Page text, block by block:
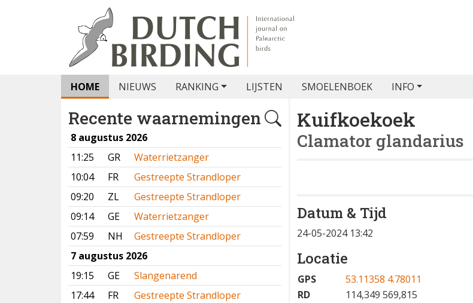
HOME NIEUWS RANKING LIJSTEN SMOELENBOEK INFO
Recente waarnemingen
8 augustus 2026
11:25
GR
Waterrietzanger
10:04
FR
Gestreepte Strandloper
09:20
ZL
Gestreepte Strandloper
09:14
GE
Waterrietzanger
07:59
NH
Gestreepte Strandloper
7 augustus 2026
19:15
GE
Slangenarend
17:44
FR
Gestreepte Strandloper
Kuifkoekoek
Clamator glandarius
Datum & Tijd
24-05-2024 13:42
Locatie
GPS
53.11358 4.78011
RD
114,349 569,815